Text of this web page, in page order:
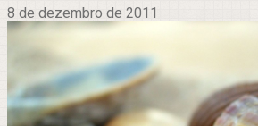
8 de dezembro de 2011